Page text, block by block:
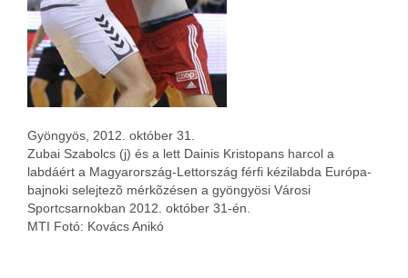
Gyöngyös, 2012. október 31.
Zubai Szabolcs (j) és a lett Dainis Kristopans harcol a
labdáért a Magyarország-Lettország férfi kézilabda Európa-
bajnoki selejtezõ mérkõzésen a gyöngyösi Városi
Sportcsarnokban 2012. október 31-én.
MTI Fotó: Kovács Anikó